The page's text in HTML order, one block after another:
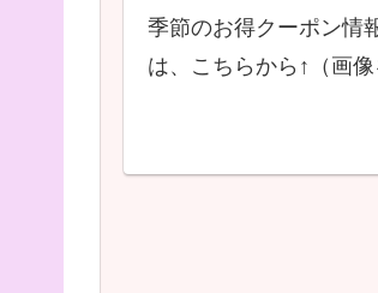
季節のお得クーポン情
は、こちらから↑（画像